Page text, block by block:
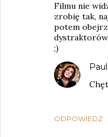
Filmu nie
zrobię tak,
potem
dystraktorów
;)
ODPOWIEDZ